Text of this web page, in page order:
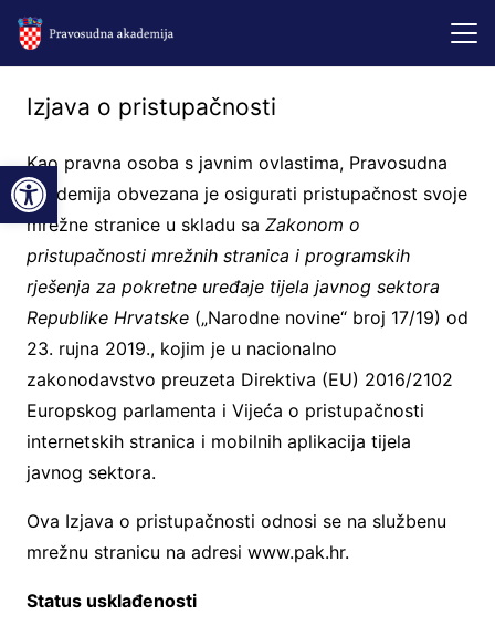
Open toolbar
Izjava o pristupačnosti
Kao pravna osoba s javnim ovlastima, Pravosudna
akademija obvezana je osigurati pristupačnost svoje
mrežne stranice u skladu sa Zakonom o
pristupačnosti mrežnih stranica i programskih
rješenja za pokretne uređaje tijela javnog sektora
Republike Hrvatske („Narodne novine“ broj 17/19) od
23. rujna 2019., kojim je u nacionalno
zakonodavstvo preuzeta Direktiva (EU) 2016/2102
Europskog parlamenta i Vijeća o pristupačnosti
internetskih stranica i mobilnih aplikacija tijela
javnog sektora.
Ova Izjava o pristupačnosti odnosi se na službenu
mrežnu stranicu na adresi www.pak.hr.
Status usklađenosti